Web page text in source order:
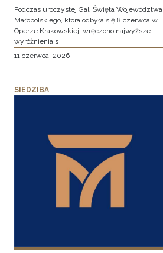
Podczas uroczystej Gali Święta Województwa
Małopolskiego, która odbyła się 8 czerwca w
Operze Krakowskiej, wręczono najwyższe
wyróżnienia s
11 czerwca, 2026
SIEDZIBA